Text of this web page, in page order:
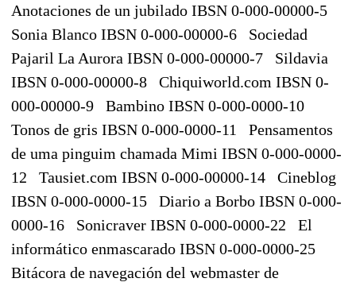
Anotaciones de un jubilado IBSN 0-000-00000-5
Sonia Blanco IBSN 0-000-00000-6
Sociedad
Pajaril La Aurora IBSN 0-000-00000-7
Sildavia
IBSN 0-000-00000-8
Chiquiworld.com IBSN 0-
000-00000-9
Bambino IBSN 0-000-0000-10
Tonos de gris IBSN 0-000-0000-11
Pensamentos
de uma pinguim chamada Mimi IBSN 0-000-0000-
12
Tausiet.com IBSN 0-000-00000-14
Cineblog
IBSN 0-000-0000-15
Diario a Borbo IBSN 0-000-
0000-16
Sonicraver IBSN 0-000-0000-22
El
informático enmascarado IBSN 0-000-0000-25
Bitácora de navegación del webmaster de